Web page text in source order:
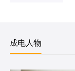
成电人物